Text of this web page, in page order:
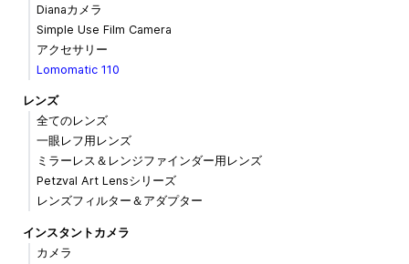
Dianaカメラ
Simple Use Film Camera
アクセサリー
Lomomatic 110
レンズ
全てのレンズ
一眼レフ用レンズ
ミラーレス＆レンジファインダー用レンズ
Petzval Art Lensシリーズ
レンズフィルター＆アダプター
インスタントカメラ
カメラ